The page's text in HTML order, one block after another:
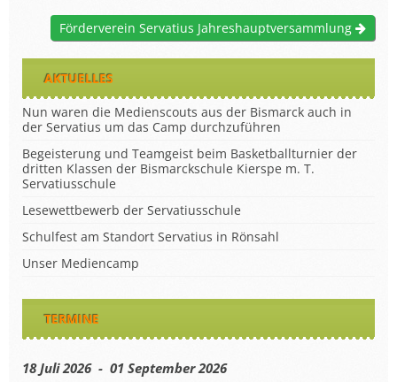
Förderverein Servatius Jahreshauptversammlung
AKTUELLES
Nun waren die Medienscouts aus der Bismarck auch in
der Servatius um das Camp durchzuführen
Begeisterung und Teamgeist beim Basketballturnier der
dritten Klassen der Bismarckschule Kierspe m. T.
Servatiusschule
Lesewettbewerb der Servatiusschule
Schulfest am Standort Servatius in Rönsahl
Unser Mediencamp
TERMINE
18 Juli 2026 - 01 September 2026